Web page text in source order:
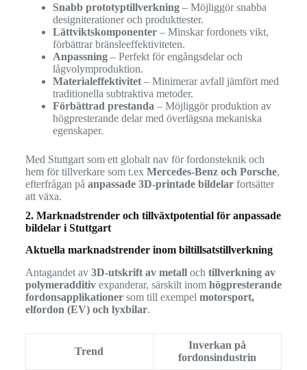
Snabb prototyptillverkning– Möjliggör snabba
designiterationer och produkttester.
Lättviktskomponenter– Minskar fordonets vikt,
förbättrar bränsleeffektiviteten.
Anpassning– Perfekt för engångsdelar och
lågvolymproduktion.
Materialeffektivitet– Minimerar avfall jämfört med
traditionella subtraktiva metoder.
Förbättrad prestanda – Möjliggör produktion av
högpresterande delar med överlägsna mekaniska
egenskaper.
Med Stuttgart som ett globalt nav för fordonsteknik och
hem för tillverkare som t.ex Mercedes-Benz och Porsche,
efterfrågan på anpassade 3D-printade bildelarfortsätter
att växa.
2. Marknadstrender och tillväxtpotential för anpassade
bildelar i Stuttgart
Aktuella marknadstrender inom biltillsatstillverkning
Antagandet av 3D-utskrift av metalloch tillverkning av
polymeradditivexpanderar, särskilt inom högpresterande
fordonsapplikationersom till exempel motorsport,
elfordon (EV) och lyxbilar.
Trend
Inverkan på
fordonsindustrin